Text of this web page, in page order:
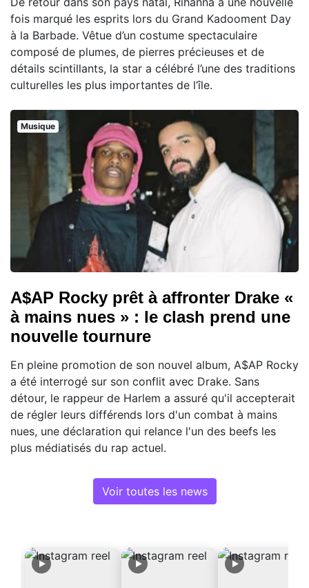
fois marqué les esprits lors du Grand Kadooment Day
à la Barbade. Vêtue d’un costume spectaculaire
composé de plumes, de pierres précieuses et de
détails scintillants, la star a célébré l’une des traditions
culturelles les plus importantes de l’île.
Musique
A$AP Rocky prêt à affronter Drake «
à mains nues » : le clash prend une
nouvelle tournure
En pleine promotion de son nouvel album, A$AP Rocky
a été interrogé sur son conflit avec Drake. Sans
détour, le rappeur de Harlem a assuré qu'il accepterait
de régler leurs différends lors d'un combat à mains
nues, une déclaration qui relance l'un des beefs les
plus médiatisés du rap actuel.
Voir toutes les news